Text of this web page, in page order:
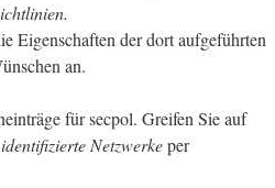
Eigenschaften der dort aufgeführten
an.
für secpol. Greifen Sie auf
Netzwerkeper